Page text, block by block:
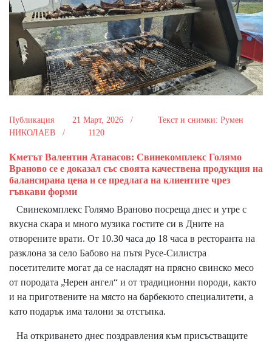
Публикация 21 Март, 2026 /
Текст и снимки: Румен
НИКОЛАЕВ /
1120
Кметът Валентин Атанасов: Свинекомплекс Голямо
Враново се е доказал със своята качествена продукция на
балансирана цена и се предлага на клиентите чрез
гъвкави форми
Свинекомплекс Голямо Враново посреща днес и утре с
вкусна скара и много музика гостите си в Дните на
отворените врати. От 10.30 часа до 18 часа в ресторанта на
разклона за село Бабово на пътя Русе-Силистра
посетителите могат да се насладят на прясно свинско месо
от породата „Черен ангел“ и от традиционни породи, както
и на приготвените на място на барбекюто специалитети, а
като подарък има талони за отстъпка.
На откриването днес поздравления към присъстващите